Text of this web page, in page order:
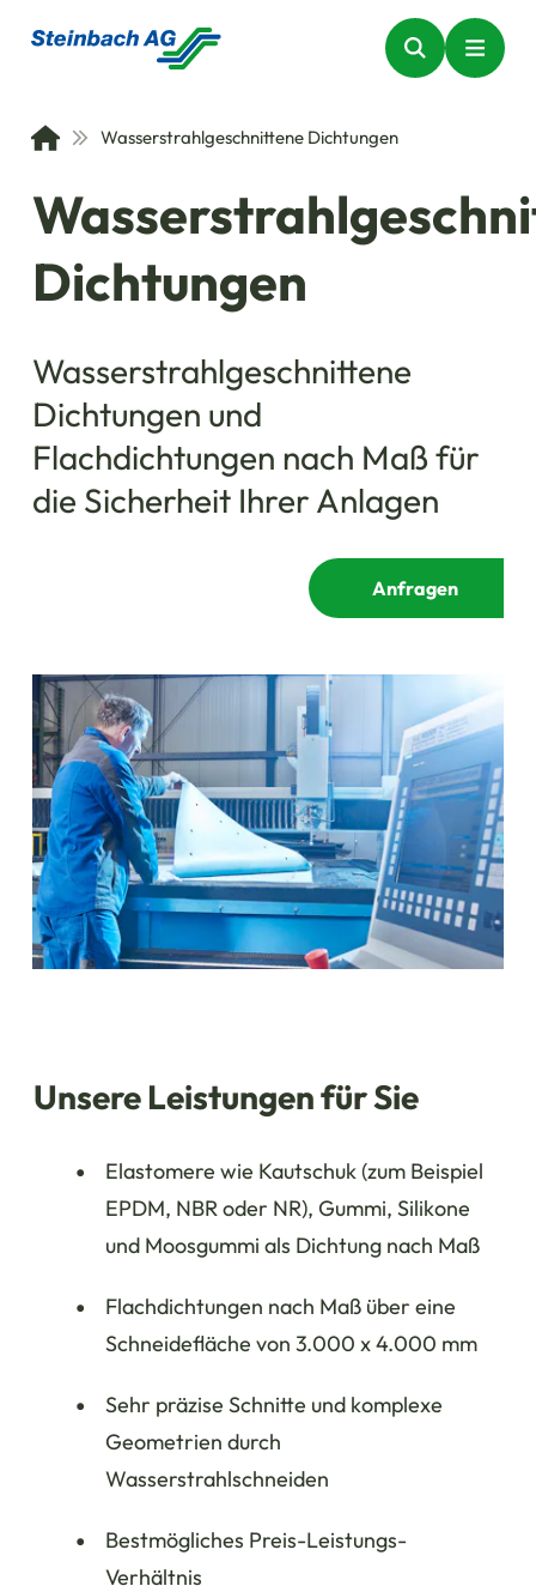
Wasserstrahlgeschnittene Dichtungen
Dichtungen
Wasserstrahlgeschnittene
Dichtungen und
Flachdichtungen nach Maß für
die Sicherheit Ihrer Anlagen
Anfragen
Unsere Leistungen für Sie
Elastomere wie Kautschuk (zum Beispiel
EPDM, NBR oder NR), Gummi, Silikone
und Moosgummi als Dichtung nach Maß
Flachdichtungen nach Maß über eine
Schneidefläche von 3.000 x 4.000 mm
Sehr präzise Schnitte und komplexe
Geometrien durch
Wasserstrahlschneiden
Bestmögliches Preis-Leistungs-
Verhältnis